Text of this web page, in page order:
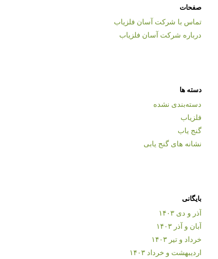
صفحات
تماس با شرکت آسان فلزیاب
درباره شرکت آسان فلزیاب
دسته ها
دسته‌بندی نشده
فلزیاب
گنج یاب
نشانه های گنج یابی
بایگانی
آذر و دی ۱۴۰۳
آبان و آذر ۱۴۰۳
خرداد و تیر ۱۴۰۳
اردیبهشت و خرداد ۱۴۰۳